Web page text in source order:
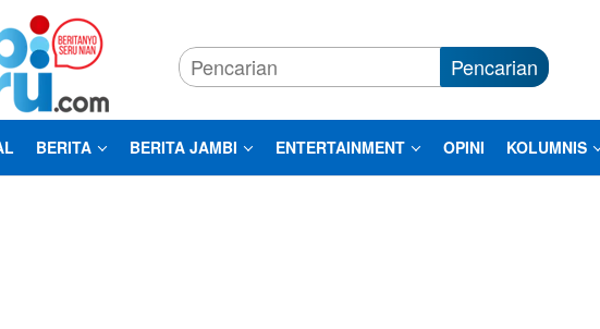
Pencarian
BERITA BERITA JAMBI ENTERTAINMENT OPINI KOLUMNIS